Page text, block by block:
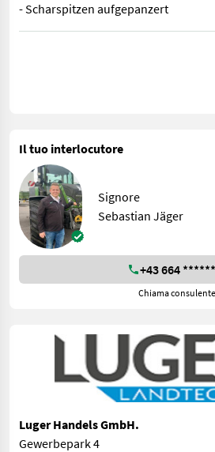
- Scharspitzen aufgepanzert
Lemken Juwel 7 MV - hydraulische
Il tuo interlocutore
Signore
Sebastian Jäger
+43 664
Chiama consulente
Luger Handels GmbH.
Gewerbepark 4